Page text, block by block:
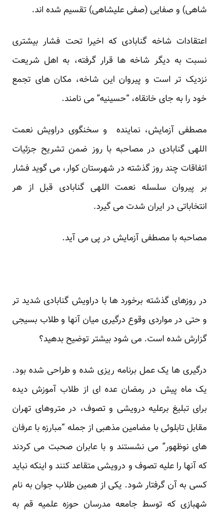
شاهی) و صفایی (صفی علیشاهی) تقسیم شده اند.
اعتقادات شاخه گنابادی که اخیرا تحت فشار بیشتری
نسبت به دیگر شاخه ها قرار گرفته، به اهل شریعت
نزدیک تر است و پیروان این شاخه، مکان های تجمع
خود را به جای خانقاه، “حسینیه” می نامند.
مصطفی آزمایش، نماینده و سخنگوی دراویش نعمت
اللهی گنابادی در مصاحبه با روز ضمن تشریح جزئیات
اتفاقات چند روز گذشته در شهرستان کوار، می گوید فشار
بر پیروان سلسله نعمت اللهی گنابادی قبل از هر
انتخاباتی در ایران شدت می گیرد.
مصاحبه با مصطفی آزمایش در پی می آید.
در روزهای گذشته برخورد ها با دراویش گنابادی شدید تر
و حتی در مواردی وقوع درگیری میان آنها و طلاب بسیجی
گزارش شده است. می شود بیشتر توضیح بدهید؟
درگیری ها یک عمل برنامه ریزی شده و طراحی شده بود.
یک ماه پیش در رمضان عده ای از طلاب آموزش دیده
برای تبلیغ برعلیه درویشی و تصوف، در متروهای تهران
مقابل تابلوئی با مضامین مذهبی از جمله “مبارزه با عرفان
های نوظهور” می نشستند و با عابران صحبت می کردند
که آنها را علیه تصوف و درویشی متقاعد کنند و اینکه نباید
کسی به آن گرفتار شود. یکی از همین طلاب جوان به نام
شهبازی که توسط جامعه مدرسان حوزه علمیه قم به